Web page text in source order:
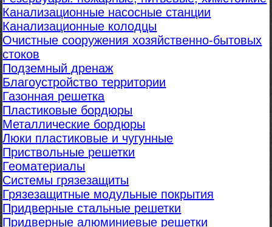
Канализационные насосные станции
Канализационные колодцы
Очистные сооружения хозяйственно-бытовых
стоков
Подземный дренаж
Благоустройство территории
Газонная решетка
Пластиковые бордюры
Металлические бордюры
Люки пластиковые и чугунные
Приствольные решетки
Геоматериалы
Системы грязезащиты
Грязезащитные модульные покрытия
Придверные стальные решетки
Придверные алюминиевые решетки